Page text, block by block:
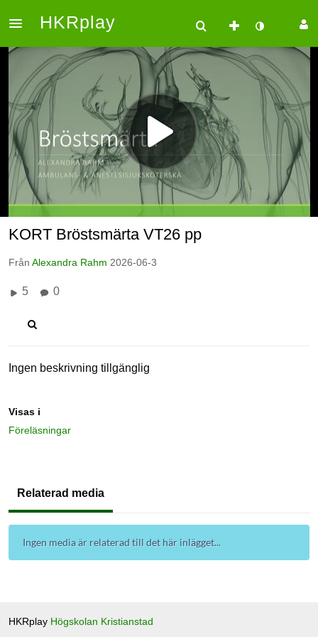
HKRplay
KORT Bröstsmärta VT26 pp
Från Alexandra Rahm 2026-06-3
5 0
Ingen beskrivning tillgänglig
Visas i
Föreläsningar
Relaterad media
Ingen media är relaterad till det här inlägget...
HKRplay Högskolan Kristianstad